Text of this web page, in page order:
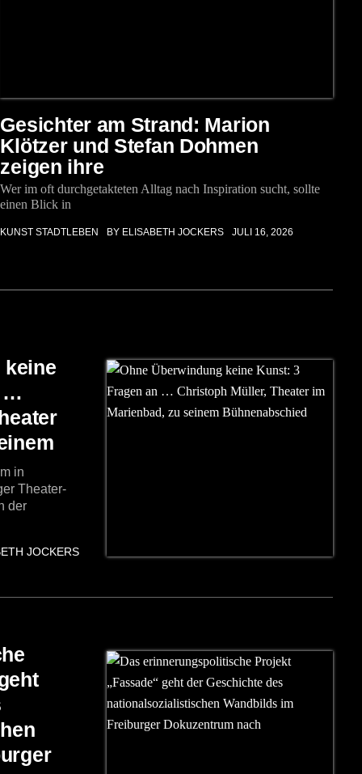
Gesichter am Strand: Marion
Klötzer und Stefan Dohmen
zeigen ihre
Wer im oft durchgetakteten Alltag nach Inspiration sucht, sollte
einen Blick in
KUNST STADTLEBEN BY ELISABETH JOCKERS JULI 16, 2026
keine
…
in
Theater-
der
JOCKERS